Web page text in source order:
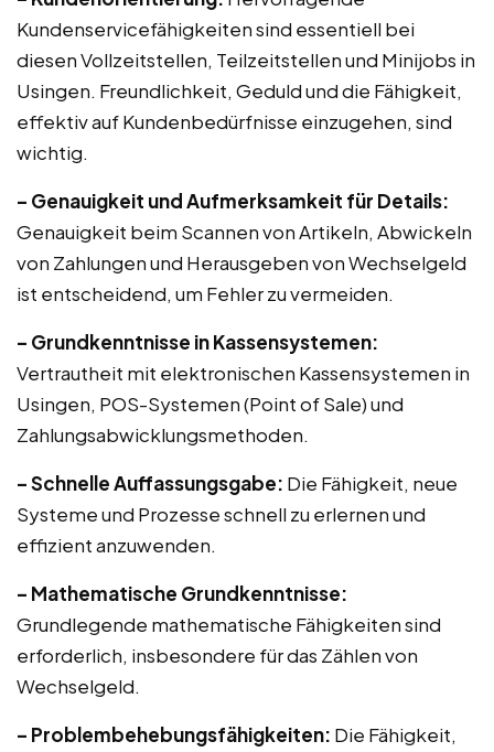
Kundenservicefähigkeiten sind essentiell bei
diesen Vollzeitstellen, Teilzeitstellen und Minijobs in
Usingen. Freundlichkeit, Geduld und die Fähigkeit,
effektiv auf Kundenbedürfnisse einzugehen, sind
wichtig.
– Genauigkeit und Aufmerksamkeit für Details:
Genauigkeit beim Scannen von Artikeln, Abwickeln
von Zahlungen und Herausgeben von Wechselgeld
ist entscheidend, um Fehler zu vermeiden.
– Grundkenntnisse in Kassensystemen:
Vertrautheit mit elektronischen Kassensystemen in
Usingen, POS-Systemen (Point of Sale) und
Zahlungsabwicklungsmethoden.
– Schnelle Auffassungsgabe: Die Fähigkeit, neue
Systeme und Prozesse schnell zu erlernen und
effizient anzuwenden.
– Mathematische Grundkenntnisse:
Grundlegende mathematische Fähigkeiten sind
erforderlich, insbesondere für das Zählen von
Wechselgeld.
– Problembehebungsfähigkeiten: Die Fähigkeit,